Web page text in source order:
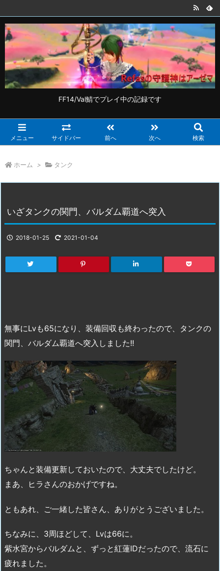
FF14/Val鯖でプレイ中の記録です
メニュー サイドバー 前へ 次へ 検索
ホーム > タンク
いざタンクの関門、バルダム覇道へ突入
2018-01-25 2021-01-04
無事にLvも65になり、装備回収も終わったので、タンクの
関門、バルダム覇道へ突入しました!!
ちゃんと装備更新しておいたので、大丈夫でしたけど。
まあ、ヒラさんのおかげですね。
ともあれ、ご一緒した皆さん、ありがとうございました。
ちなみに、3周ほどして、Lvは66に。
紫水宮からバルダムと、ずっと紅蓮IDだったので、流石に
疲れました。